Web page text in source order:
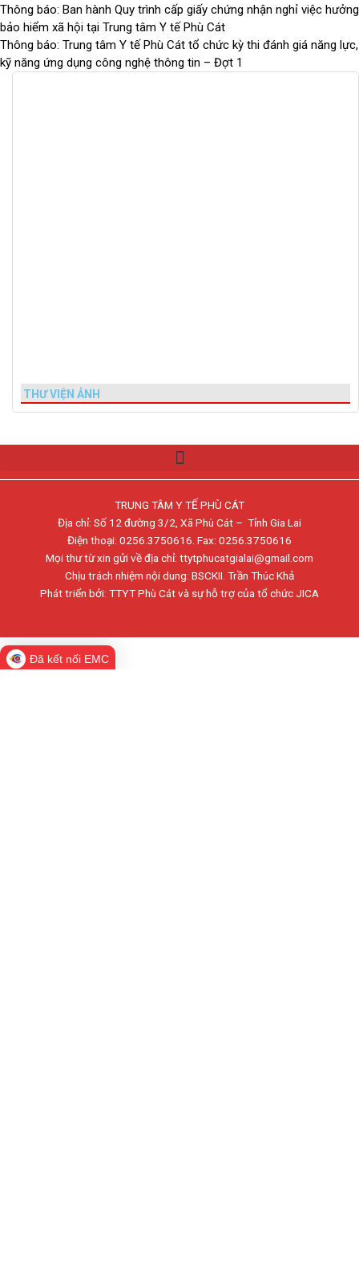
Thông báo: Ban hành Quy trình cấp giấy chứng nhận nghỉ việc hưởng
bảo hiểm xã hội tại Trung tâm Y tế Phù Cát
Thông báo: Trung tâm Y tế Phù Cát tổ chức kỳ thi đánh giá năng lực,
kỹ năng ứng dụng công nghệ thông tin – Đợt 1
THƯ VIỆN ẢNH
TRUNG TÂM Y TẾ PHÙ CÁT
Địa chỉ: Số 12 đường 3/2, Xã Phù Cát – Tỉnh Gia Lai
Điện thoại: 0256.3750616. Fax: 0256.3750616
Mọi thư từ xin gửi về địa chỉ: ttytphucatgialai@gmail.com
Chịu trách nhiệm nội dung: BSCKII. Trần Thúc Khả
Phát triển bởi: TTYT Phù Cát và sự hỗ trợ của tổ chức JICA
Đã kết nối EMC